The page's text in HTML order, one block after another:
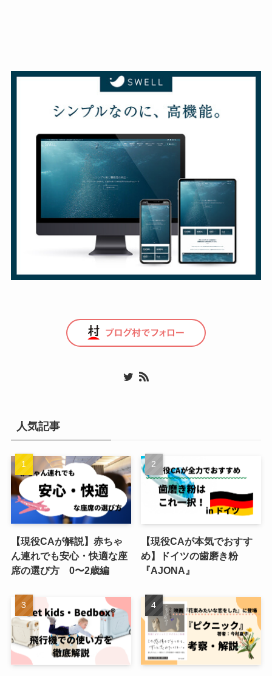
人気記事
【現役CAが解説】赤ちゃ
ん連れでも安心・快適な座
席の選び方 0〜2歳編
【現役CAが本気でおすす
め】ドイツの歯磨き粉
『AJONA』